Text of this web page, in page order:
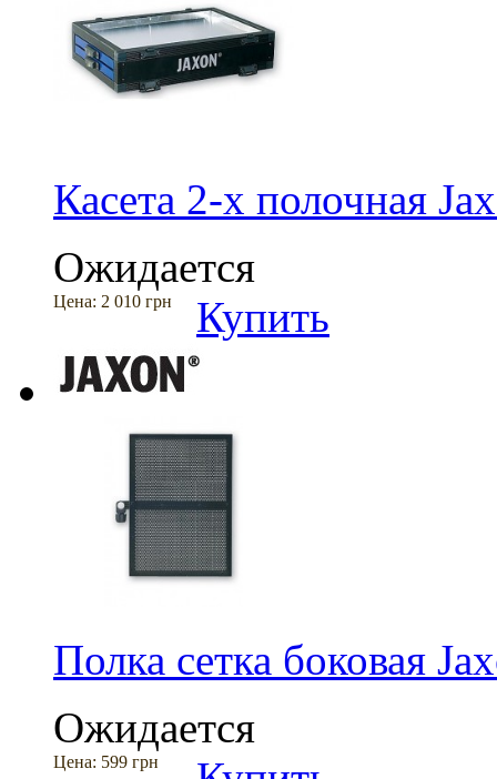
Касета 2-х полочная
Ожидается
Цена: 2 010 грн Купить
Полка сетка боковая
Ожидается
Цена: 599 грн